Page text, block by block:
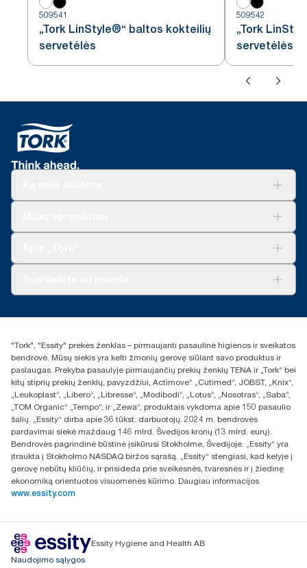
509541
„Tork LinStyle®“ baltos kokteilių
servetėlės
509542
„Tork
servetėlės
+370 5 268 3455
UAB Essity Lithuania
Naugarduko g. 98
LT-03160 Vilnius, Lietuva
"Tork", "Essity" prekės ženklas – pirmaujanti pasaulinė higienos ir sveikatos
bendrovė. Mūsų siekis yra kelti žmonių gerovę siūlant savo produktus ir
paslaugas. Prekyba pasaulyje pirmaujančių prekių ženklų TENA ir „Tork“ bei
kitų stiprių prekių ženklų, pavyzdžiui, Actimove“ „Cutimed“, JOBST, „Knix“,
„Leukoplast“, „Libero“, „Libresse“, „Modibodi“, „Lotus“, „Nosotras“, „Saba“,
„TOM Organic“ „Tempo“, ir „Zewa“, produktais vykdoma apie 150 pasaulio
šalių. „Essity“ dirba apie 36 tūkst. darbuotojų. 2024 m. bendrovės
pardavimai siekė maždaug 146 mlrd. Švedijos kronų (13 mlrd. eurų).
Bendrovės pagrindinė būstinė įsikūrusi Stokholme, Švedijoje. „Essity“ yra
įtraukta į Stokholmo NASDAQ biržos sąrašą. „Essity“ stengiasi, kad kelyje į
gerovę nebūtų kliūčių, ir prisideda prie sveikesnės, tvaresnės ir į žiedinę
ekonomiką orientuotos visuomenės kūrimo. Daugiau informacijos
www.essity.com
Essity Hygiene and Health AB
Naudojimo sąlygos